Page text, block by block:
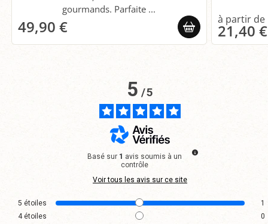
gourmands. Parfaite ...
49,90 € 21,40 €
5/5
Basé sur 1 avis soumis à un
contrôle
Voir tous les avis sur ce site
5 étoiles
1
4étoiles
0